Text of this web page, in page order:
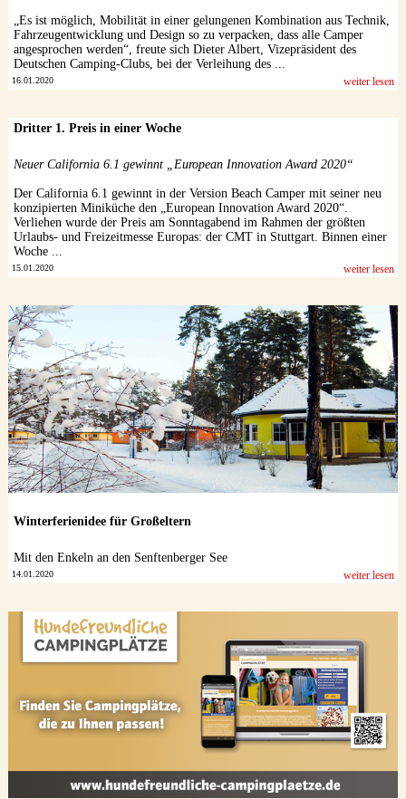
„Es ist möglich, Mobilität in einer gelungenen Kombination aus Technik,
Fahrzeugentwicklung und Design so zu verpacken, dass alle Camper
angesprochen werden“, freute sich Dieter Albert, Vizepräsident des
Deutschen Camping-Clubs, bei der Verleihung des ...
16.01.2020 weiter lesen
Dritter 1. Preis in einer Woche
Neuer California 6.1 gewinnt „European Innovation Award 2020“
Der California 6.1 gewinnt in der Version Beach Camper mit seiner neu
konzipierten Miniküche den „European Innovation Award 2020“.
Verliehen wurde der Preis am Sonntagabend im Rahmen der größten
Urlaubs- und Freizeitmesse Europas: der CMT in Stuttgart. Binnen einer
Woche ...
15.01.2020 weiter lesen
Winterferienidee für Großeltern
Mit den Enkeln an den Senftenberger See
14.01.2020 weiter lesen